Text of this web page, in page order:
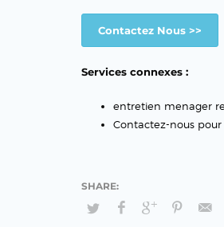
Contactez Nous >>
Services connexes :
entretien menager
Contactez-nous